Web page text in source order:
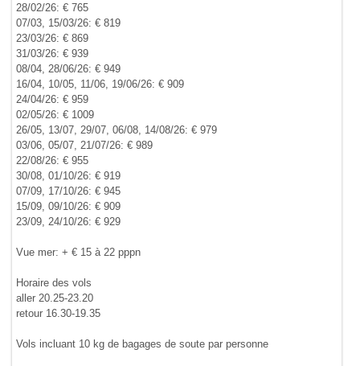
28/02/26: € 765
07/03, 15/03/26: € 819
23/03/26: € 869
31/03/26: € 939
08/04, 28/06/26: € 949
16/04, 10/05, 11/06, 19/06/26: € 909
24/04/26: € 959
02/05/26: € 1009
26/05, 13/07, 29/07, 06/08, 14/08/26: € 979
03/06, 05/07, 21/07/26: € 989
22/08/26: € 955
30/08, 01/10/26: € 919
07/09, 17/10/26: € 945
15/09, 09/10/26: € 909
23/09, 24/10/26: € 929
Vue mer: + € 15 à 22 pppn
Horaire des vols
aller 20.25-23.20
retour 16.30-19.35
Vols incluant 10 kg de bagages de soute par personne